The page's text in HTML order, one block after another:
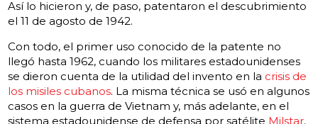
Así lo hicieron y, de paso, patentaron el descubrimiento
el 11 de agosto de 1942.
Con todo, el primer uso conocido de la patente no
llegó hasta 1962, cuando los militares estadounidenses
se dieron cuenta de la utilidad del invento en la crisis de
los misiles cubanos. La misma técnica se usó en algunos
casos en la guerra de Vietnam y, más adelante, en el
sistema estadounidense de defensa por satélite Milstar.